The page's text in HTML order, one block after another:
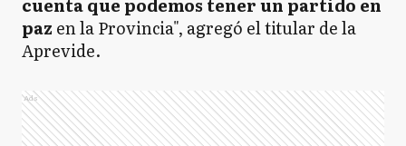
cuenta que podemos tener un partido en
paz en la Provincia", agregó el titular de la
Aprevide.
Ads